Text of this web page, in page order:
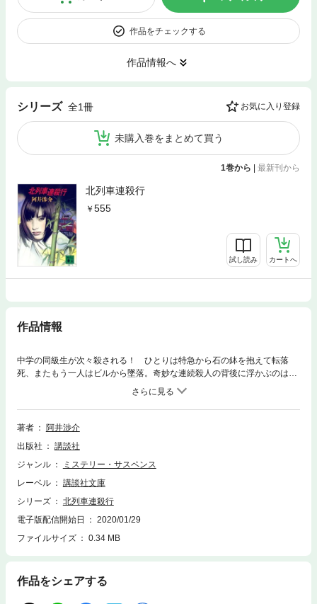
作品をチェックする
作品情報へ
シリーズ 全1冊 お気に入り登録
未購入巻をまとめて買う
1巻から | 最新刊から
北列車連殺行
555
試し読み カートへ
作品情報
中学の同級生が次々殺される！ ひとりは特急から石の鉢を抱えて転落
死、またもう一人はビルから墜落。奇妙な連続殺人の背後に浮かぶのは日
本の古典物語。本格長編。（講談社文庫）
著者
阿井渉介
出版社
講談社
ジャンル
ミステリー・サスペンス
レーベル
講談社文庫
シリーズ
北列車連殺行
電子版配信開始日
2020/01/29
ファイルサイズ
0.34 MB
作品をシェアする